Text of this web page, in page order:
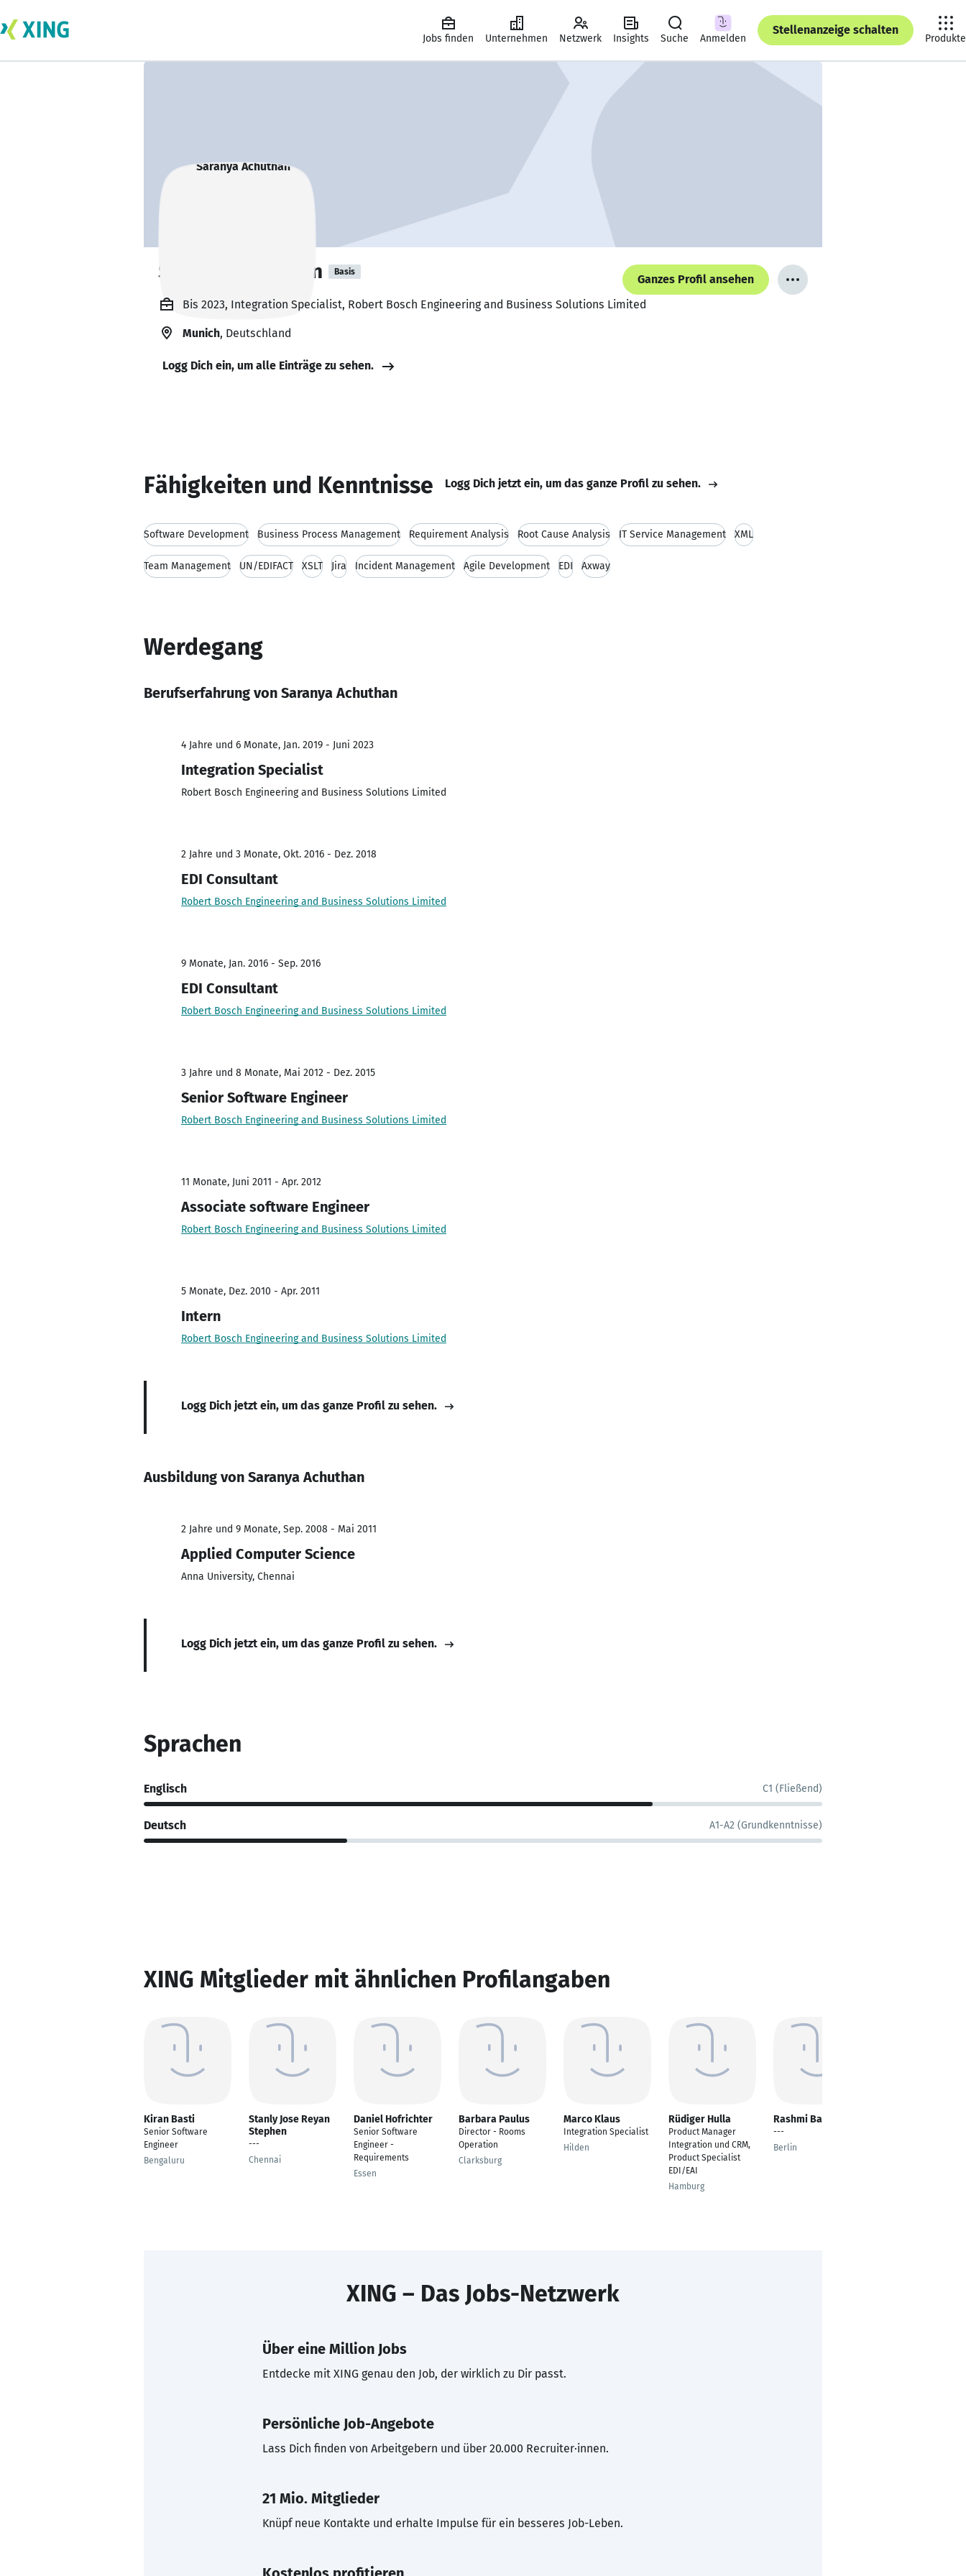
Jobs finden Unternehmen Netzwerk Insights Suche Anmelden
Stellenanzeige schalten
Produkte
Saranya Achuthan Basis
Ganzes Profil ansehen
Bis 2023, Integration Specialist, Robert Bosch Engineering and Business Solutions Limited
Munich, Deutschland
Logg Dich ein, um alle Einträge zu sehen.
Fähigkeiten und Kenntnisse Logg Dich jetzt ein, um das ganze Profil zu sehen.
Software Development Business Process Management Requirement Analysis Root Cause Analysis IT Service Management XML
Team Management UN/EDIFACT XSLT Jira Incident Management Agile Development EDI Axway
Werdegang
Berufserfahrung von Saranya Achuthan
4 Jahre und 6 Monate, Jan. 2019 - Juni 2023
Integration Specialist
Robert Bosch Engineering and Business Solutions Limited
2 Jahre und 3 Monate, Okt. 2016 - Dez. 2018
EDI Consultant
Robert Bosch Engineering and Business Solutions Limited
9 Monate, Jan. 2016 - Sep. 2016
EDI Consultant
Robert Bosch Engineering and Business Solutions Limited
3 Jahre und 8 Monate, Mai 2012 - Dez. 2015
Senior Software Engineer
Robert Bosch Engineering and Business Solutions Limited
11 Monate, Juni 2011 - Apr. 2012
Associate software Engineer
Robert Bosch Engineering and Business Solutions Limited
5 Monate, Dez. 2010 - Apr. 2011
Intern
Robert Bosch Engineering and Business Solutions Limited
Logg Dich jetzt ein, um das ganze Profil zu sehen.
Ausbildung von Saranya Achuthan
2 Jahre und 9 Monate, Sep. 2008 - Mai 2011
Applied Computer Science
Anna University, Chennai
Logg Dich jetzt ein, um das ganze Profil zu sehen.
Sprachen
Englisch C1 (Fließend)
Deutsch A1-A2 (Grundkenntnisse)
XING Mitglieder mit ähnlichen Profilangaben
Kiran Basti
Senior Software
Engineer
Bengaluru
Stanly Jose Reyan
Stephen
---
Chennai
Daniel Hofrichter
Senior Software
Engineer -
Requirements
Essen
Barbara Paulus
Director - Rooms
Operation
Clarksburg
Marco Klaus
Integration Specialist
Hilden
Rüdiger Hulla
Product Manager
Integration und CRM,
Product Specialist
EDI/EAI
Hamburg
Rashmi Balasada
---
Berlin
XING – Das Jobs-Netzwerk
Über eine Million Jobs
Entdecke mit XING genau den Job, der wirklich zu Dir passt.
Persönliche Job-Angebote
Lass Dich finden von Arbeitgebern und über 20.000 Recruiter·innen.
21 Mio. Mitglieder
Knüpf neue Kontakte und erhalte Impulse für ein besseres Job-Leben.